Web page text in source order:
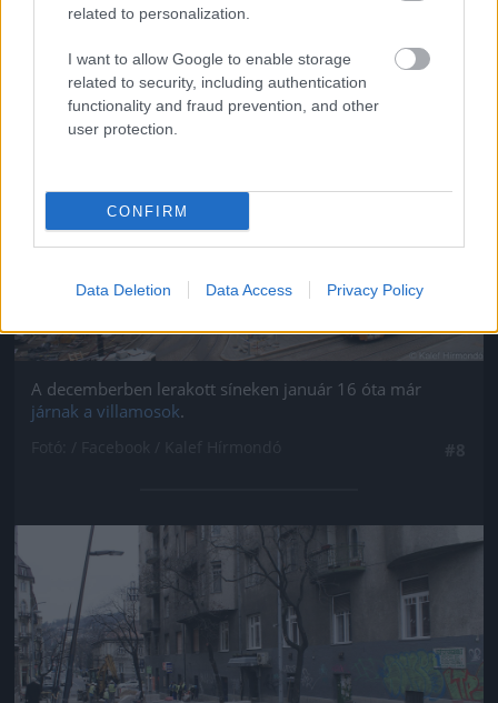
related to personalization.
I want to allow Google to enable storage
related to security, including authentication
functionality and fraud prevention, and other
user protection.
CONFIRM
Data Deletion Data Access Privacy Policy
Fotó: / Facebook / Kalef Hírmondó
Jön még kép!
A decemberben lerakott síneken január 16 óta már
járnak a villamosok.
Jön még kép!